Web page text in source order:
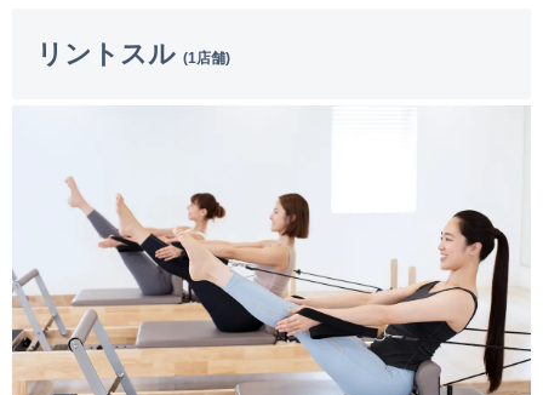
リントスル (1店舗)